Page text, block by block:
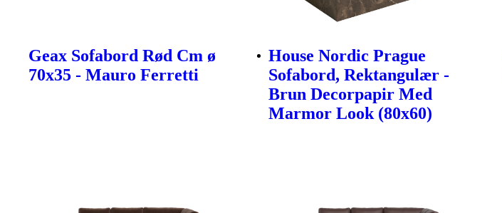
Geax Sofabord Rød Cm ø
70x35 - Mauro Ferretti
House Nordic Prague
Sofabord, Rektangulær -
Brun Decorpapir Med
Marmor Look (80x60)